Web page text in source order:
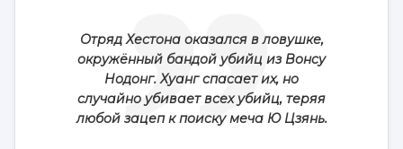
Отряд Хестона оказался в ловушке,
окружённый бандой убийц из Вонсу
Нодонг. Хуанг спасает их, но
случайно убивает всех убийц, теряя
любой зацеп к поиску меча Ю Цзянь.